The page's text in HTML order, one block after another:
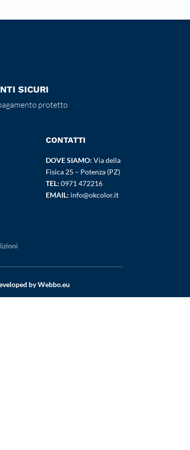
SICURI
protetto
CONTATTI
DOVE SIAMO: Via della
Fisica 25 – Potenza (PZ)
TEL: 0971 472216
EMAIL: info@okcolor.it
byWebbo.eu